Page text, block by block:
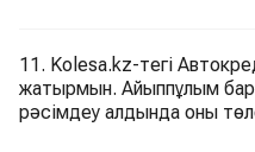
11. Kolesa.kz-тегі
жатырмын. Айыппұлым
рәсімдеу алдында оны